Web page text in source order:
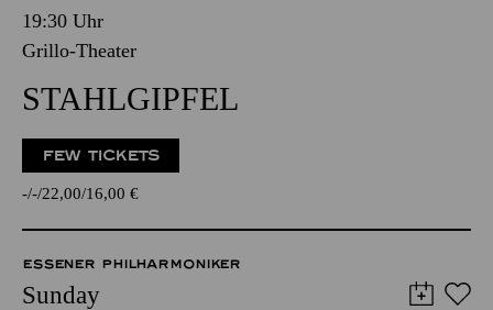
19:30 Uhr
Grillo-Theater
STAHLGIPFEL
FEW TICKETS
- - 22,00 16,00 €
ESSENER PHILHARMONIKER
Sunday